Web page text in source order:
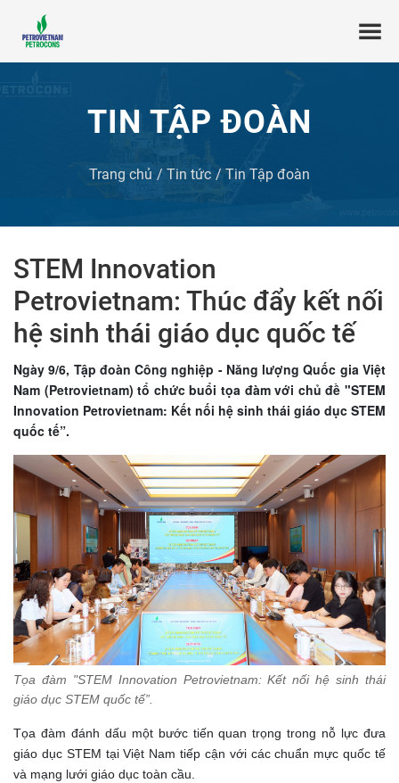
TIN TẬP ĐOÀN
Trang chủ Tin tức Tin Tập đoàn
STEM Innovation
Petrovietnam: Thúc đẩy kết nối
hệ sinh thái giáo dục quốc tế
Ngày 9/6, Tập đoàn Công nghiệp - Năng lượng Quốc gia Việt
Nam (Petrovietnam) tổ chức buổi tọa đàm với chủ đề "STEM
Innovation Petrovietnam: Kết nối hệ sinh thái giáo dục STEM
quốc tế”.
Tọa đàm "STEM Innovation Petrovietnam: Kết nối hệ sinh thái
giáo dục STEM quốc tế”.
Tọa đàm đánh dấu một bước tiến quan trọng trong nỗ lực đưa
giáo dục STEM tại Việt Nam tiếp cận với các chuẩn mực quốc tế
và mạng lưới giáo dục toàn cầu.